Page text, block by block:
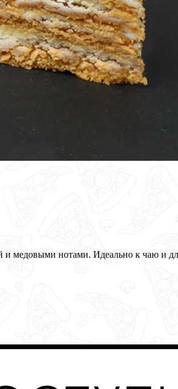
медовыми нотами. Идеально к чаю и